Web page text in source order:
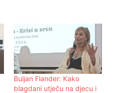
Buljan Flander: Kako
blagdani utječu na djecu i